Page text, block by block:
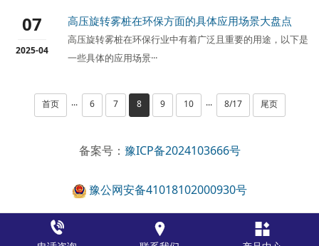
07
2025-04
高压旋转雾桩在环保方面的具体应用场景大盘点
高压旋转雾桩在环保行业中有着广泛且重要的用途，以下是
一些具体的应用场景···
首页 ··· 6 7 8 9 10 ··· 8/17 尾页
备案号： 豫ICP备2024103666号
豫公网安备41018102000930号
  